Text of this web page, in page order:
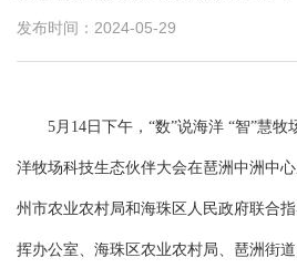
发布时间：2024-05-29
5月14日下午，“数”说海洋 “智”慧
洋牧场科技生态伙伴大会在琶洲中洲中
州市农业农村局和海珠区人民政府联合
挥办公室、海珠区农业农村局、琶洲街道